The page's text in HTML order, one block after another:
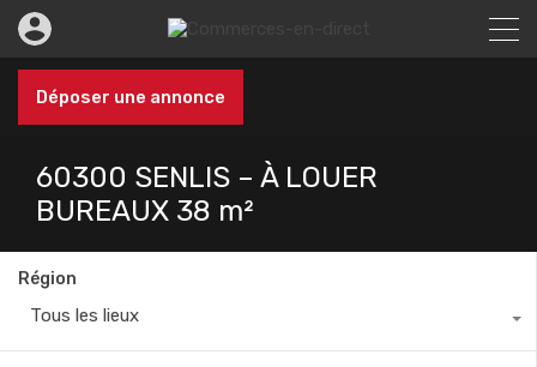
Déposer une annonce
60300 SENLIS – À LOUER
BUREAUX 38 m²
Région
Tous les lieux